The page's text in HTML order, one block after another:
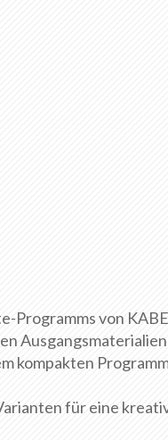
Programms von
kompakten
für eine